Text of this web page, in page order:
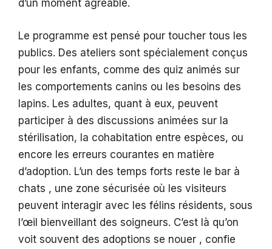
d’un moment agréable.
Le programme est pensé pour toucher tous les
publics. Des ateliers sont spécialement conçus
pour les enfants, comme des quiz animés sur
les comportements canins ou les besoins des
lapins. Les adultes, quant à eux, peuvent
participer à des discussions animées sur la
stérilisation, la cohabitation entre espèces, ou
encore les erreurs courantes en matière
d’adoption. L’un des temps forts reste le bar à
chats , une zone sécurisée où les visiteurs
peuvent interagir avec les félins résidents, sous
l’œil bienveillant des soigneurs. C’est là qu’on
voit souvent des adoptions se nouer , confie